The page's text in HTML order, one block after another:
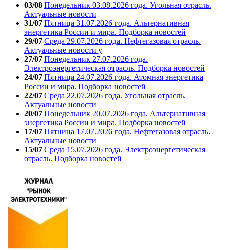
03/08 Понедельник 03.08.2026 года. Угольная отрасль.
Актуальные новости
31/07 Пятница 31.07.2026 года. Альтернативная
энергетика России и мира. Подборка новостей
29/07 Среда 29.07.2026 года. Нефтегазовая отрасль.
Актуальные новости у
27/07 Понедельник 27.07.2026 года.
Электроэнергетическая отрасль. Подборка новостей
24/07 Пятница 24.07.2026 года. Атомная энергетика
России и мира. Подборка новостей
22/07 Среда 22.07.2026 года. Угольная отрасль.
Актуальные новости
20/07 Понедельник 20.07.2026 года. Альтернативная
энергетика России и мира. Подборка новостей
17/07 Пятница 17.07.2026 года. Нефтегазовая отрасль.
Актуальные новости
15/07 Среда 15.07.2026 года. Электроэнергетическая
отрасль. Подборка новостей